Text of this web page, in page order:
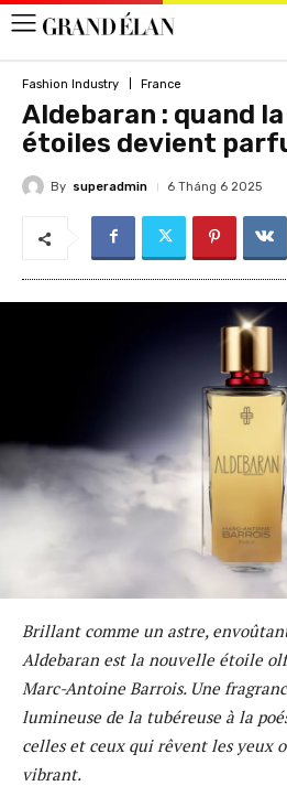
Fashion Industry France
Aldebaran : quand
étoiles devient
By superadmin 6 Tháng 6 2025
Brillant comme un astre,
Aldebaran est la nouvelle étoile
Marc-Antoine Barrois. Une
lumineuse de la tubéreuse à la
celles et ceux qui rêvent les yeux
vibrant.